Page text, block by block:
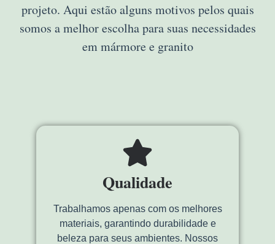
projeto. Aqui estão alguns motivos pelos quais
somos a melhor escolha para suas necessidades
em mármore e granito
Qualidade
Trabalhamos apenas com os melhores
materiais, garantindo durabilidade e
beleza para seus ambientes. Nossos